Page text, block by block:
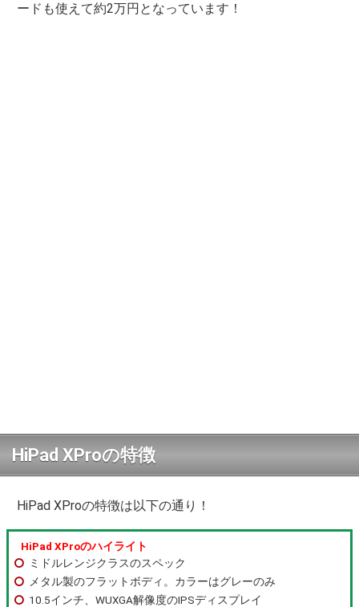
ードも使えて約2万円となっています！
HiPad XProの特徴
HiPad XProの特徴は以下の通り！
HiPad XProのハイライト
ミドルレンジクラスのスペック
メタル製のフラットボディ。カラーはグレーのみ
10.5インチ、WUXGA解像度のIPSディスプレイ